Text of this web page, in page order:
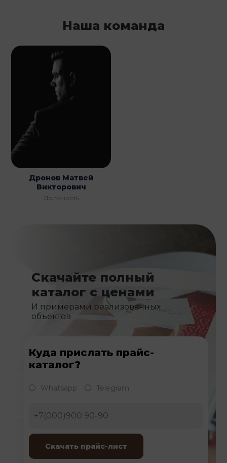
Наша команда
Дронов Матвей
Викторович
Должность
Скачайте полный
каталог с ценами
И примерами реализованных
объектов
Куда прислать прайс-
каталог?
Whatsapp Telegram